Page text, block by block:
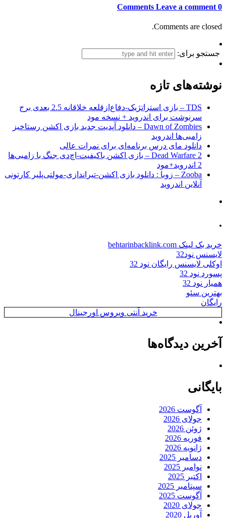
0 Comments
Leave a comment
Comments are closed.
جستجو برای:
نوشته‌های تازه
TDS – بازی استراتژیک-دفاع‌از‌قلعه خلاقانه 2.5 بعدی برج
سرنوشت برای اندروید + نسخه مود
Dawn of Zombies – دانلود آپدیت جدید بازی اکشن رستاخیز
زامبی‌ها اندروید
دانلود مای درس برنامه‌ای برای نمرات عالی
Dead Warfare 2 – بازی اکشن باکیفیت-اچ‌دی جنگ با زامبی‌ها
2 اندروید+مود
Zooba – زوبا : دانلود بازی اکشن-تیراندازی-مولتی‌پلیر کارتونی
آنلاین اندروید
.
خرید بک لینک behtarinbacklink.com
لایسنس نود32
اوکلی لایسنس رایگان نود 32
پسورد نود 32
همیار نود 32
بهترین سئو
رایگان
خرید آنتی ویروس اورجینال
آخرین دیدگاه‌ها
بایگانی
آگوست 2026
جولای 2026
ژوئن 2026
فوریه 2026
ژانویه 2026
دسامبر 2025
نوامبر 2025
اکتبر 2025
سپتامبر 2025
آگوست 2025
جولای 2020
آوریل 2020